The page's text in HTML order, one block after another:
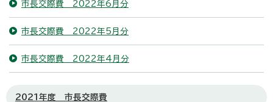
市長交際費 2022年6月分
市長交際費 2022年5月分
市長交際費 2022年4月分
2021年度 市長交際費